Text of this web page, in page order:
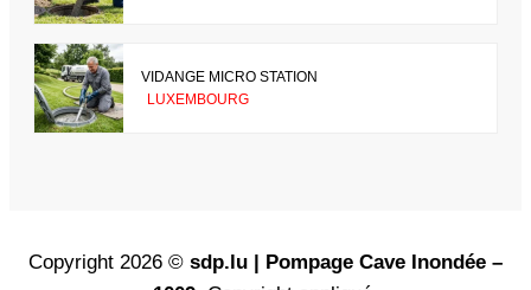
VIDANGE MICRO STATION
LUXEMBOURG
Copyright 2026 © sdp.lu | Pompage Cave Inondée –